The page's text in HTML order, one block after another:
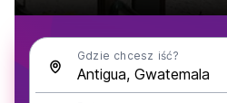
Gdzie chcesz iść?